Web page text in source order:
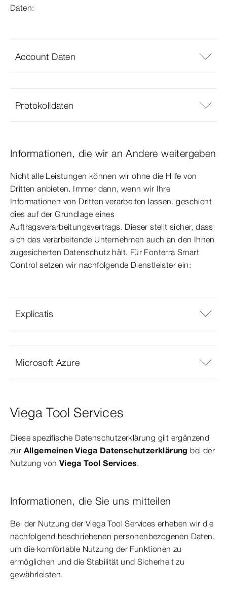
Daten:
Account Daten
Protokolldaten
Informationen, die wir an Andere weitergeben
Nicht alle Leistungen können wir ohne die Hilfe von
Dritten anbieten. Immer dann, wenn wir Ihre
Informationen von Dritten verarbeiten lassen, geschieht
dies auf der Grundlage eines
Auftragsverarbeitungsvertrags. Dieser stellt sicher, dass
sich das verarbeitende Unternehmen auch an den Ihnen
zugesicherten Datenschutz hält. Für Fonterra Smart
Control setzen wir nachfolgende Dienstleister ein:
Explicatis
Microsoft Azure
Viega Tool Services
Diese spezifische Datenschutzerklärung gilt ergänzend
zur Allgemeinen Viega Datenschutzerklärung bei der
Nutzung von Viega Tool Services.
Informationen, die Sie uns mitteilen
Bei der Nutzung der Viega Tool Services erheben wir die
nachfolgend beschriebenen personenbezogenen Daten,
um die komfortable Nutzung der Funktionen zu
ermöglichen und die Stabilität und Sicherheit zu
gewährleisten.